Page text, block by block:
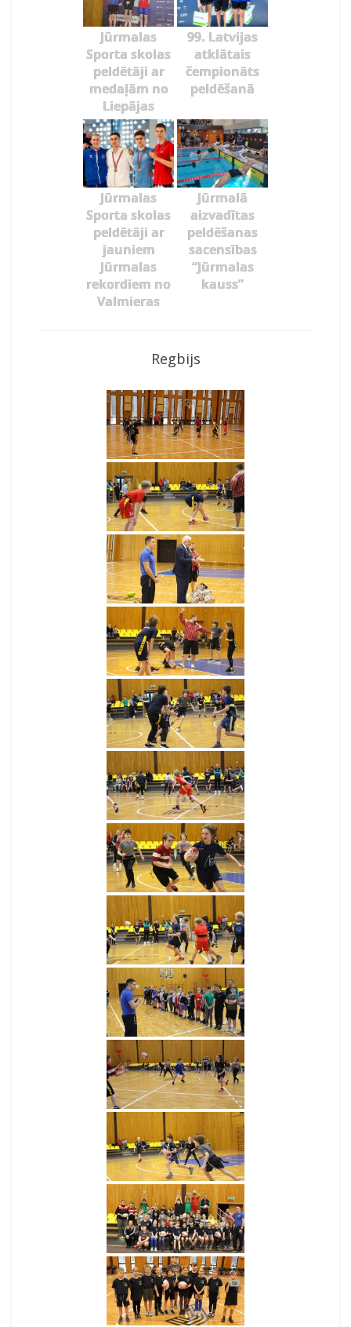
Jūrmalas
Sporta skolas
peldētāji ar
medaļām no
Liepājas
99. Latvijas
atklātais
čempionāts
peldēšanā
Jūrmalas
Sporta skolas
peldētāji ar
jauniem
Jūrmalas
rekordiem no
Valmieras
Jūrmalā
aizvadītas
peldēšanas
sacensības
“Jūrmalas
kauss”
Regbijs